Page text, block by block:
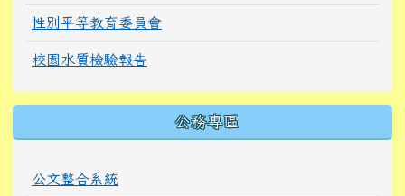
性別平等教育委員會
校園水質檢驗報告
公務專區
公文整合系統